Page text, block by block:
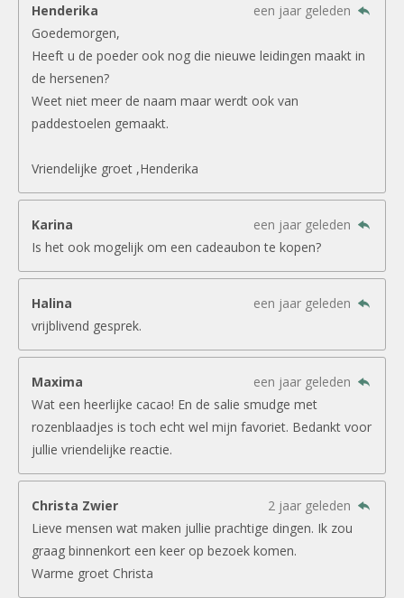
Henderika
een jaar geleden
Goedemorgen,
Heeft u de poeder ook nog die nieuwe leidingen maakt in
de hersenen?
Weet niet meer de naam maar werdt ook van
paddestoelen gemaakt.
Vriendelijke groet ,Henderika
Karina
een jaar geleden
Is het ook mogelijk om een cadeaubon te kopen?
Halina
een jaar geleden
vrijblivend gesprek.
Maxima
een jaar geleden
Wat een heerlijke cacao! En de salie smudge met
rozenblaadjes is toch echt wel mijn favoriet. Bedankt voor
jullie vriendelijke reactie.
Christa Zwier
2 jaar geleden
Lieve mensen wat maken jullie prachtige dingen. Ik zou
graag binnenkort een keer op bezoek komen.
Warme groet Christa